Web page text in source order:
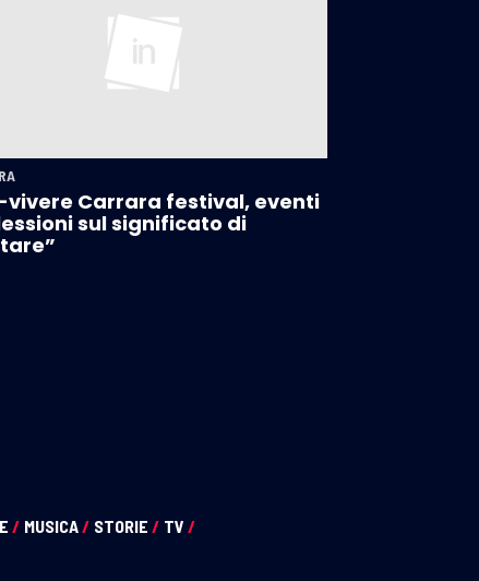
vivere Carrara festival, eventi
sul significato di
/ MUSICA/ STORIE / TV /